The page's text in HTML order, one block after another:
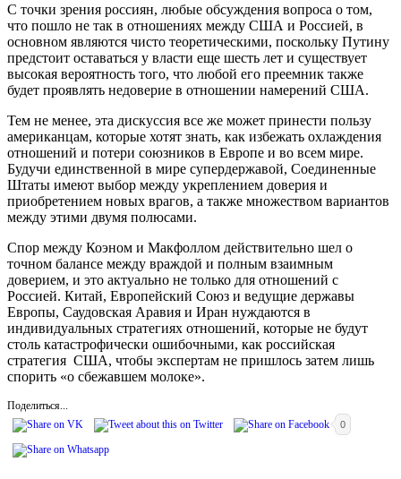
С точки зрения россиян, любые обсуждения вопроса о том,
что пошло не так в отношениях между США и Россией, в
основном являются чисто теоретическими, поскольку Путину
предстоит оставаться у власти еще шесть лет и существует
высокая вероятность того, что любой его преемник также
будет проявлять недоверие в отношении намерений США.
Тем не менее, эта дискуссия все же может принести пользу
американцам, которые хотят знать, как избежать охлаждения
отношений и потери союзников в Европе и во всем мире.
Будучи единственной в мире супердержавой, Соединенные
Штаты имеют выбор между укреплением доверия и
приобретением новых врагов, а также множеством вариантов
между этими двумя полюсами.
Спор между Коэном и Макфоллом действительно шел о
точном балансе между враждой и полным взаимным
доверием, и это актуально не только для отношений с
Россией. Китай, Европейский Союз и ведущие державы
Европы, Саудовская Аравия и Иран нуждаются в
индивидуальных стратегиях отношений, которые не будут
столь катастрофически ошибочными, как российская
стратегия США, чтобы экспертам не пришлось затем лишь
спорить «о сбежавшем молоке».
Поделиться...
0